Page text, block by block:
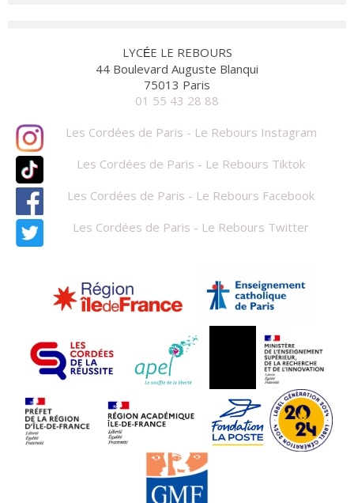
LYCÉE LE REBOURS
44 Boulevard Auguste Blanqui
75013 Paris
01 55 43 28 88
Les Cordées de Paris - Le Rebours Instagram
Les Cordées de Paris - Le Rebours Tiktok
Les Cordées de Paris - Le Rebours Facebook
Les Cordées de Paris - Le Rebours Twitter